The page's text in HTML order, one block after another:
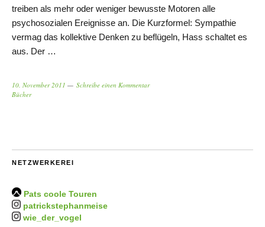
treiben als mehr oder weniger bewusste Motoren alle
psychosozialen Ereignisse an. Die Kurzformel: Sympathie
vermag das kollektive Denken zu beflügeln, Hass schaltet es
aus. Der …
10. November 2011
Schreibe einen Kommentar
Bücher
NETZWERKEREI
Pats coole Touren
patrickstephanmeise
wie_der_vogel